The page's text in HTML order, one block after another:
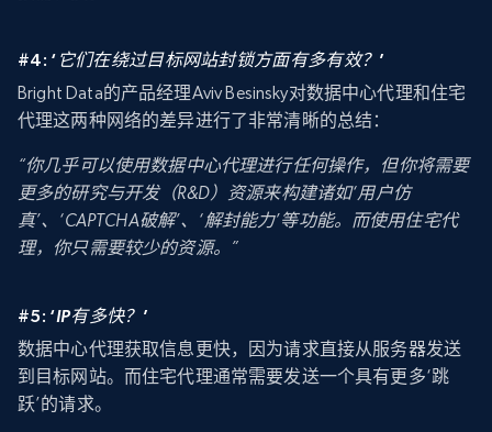
#4: ‘ 它们在绕过目标网站封锁方面有多有效？ ’
Bright Data的产品经理Aviv Besinsky对数据中心代理和住宅
代理这两种网络的差异进行了非常清晰的总结：
“你几乎可以使用数据中心代理进行任何操作，但你将需要
更多的研究与开发（R&D） 资源来构建诸如‘用户仿
真’、‘CAPTCHA破解’、‘解封能力’等功能。而使用住宅代
理，你只需要较少的资源。
”
#5: ‘IP有多快？ ’
数据中心代理获取信息更快，因为请求直接从服务器发送
到目标网站。而住宅代理通常需要发送一个具有更多‘跳
跃’的请求。